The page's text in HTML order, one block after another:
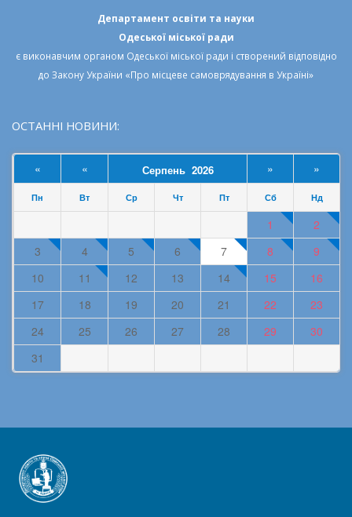
Департамент освіти та науки
Одеської міської ради
є виконавчим органом Одеської міської ради і створений відповідно
до Закону України «Про місцеве самоврядування в Україні»
ОСТАННІ НОВИНИ:
« « Серпень 2026 » »
Пн Вт Ср Чт Пт Сб Нд
1
2
3
4 5 6 7 8
9
10
11 12 13 14 15
16
17
18 19 20 21 22
23
24
25 26 27 28 29
30
31